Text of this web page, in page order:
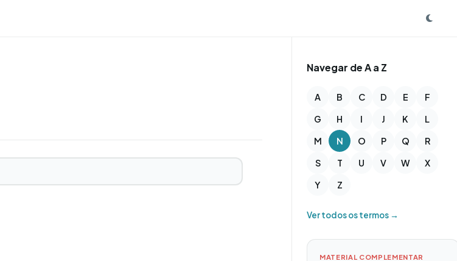
Navegar de A a Z
A B C D E
F
G
H I J K
L
M
N O P Q
R
S
T U V W
X
Y
Z
Ver todos os termos →
MATERIAL COMPLEMENTAR